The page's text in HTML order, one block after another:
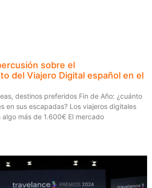
sobre el
del Viajero Digital español en el
destinos preferidos Fin de Año: ¿cuánto
en sus escapadas? Los viajeros digitales
algo más de 1.600€ El mercado